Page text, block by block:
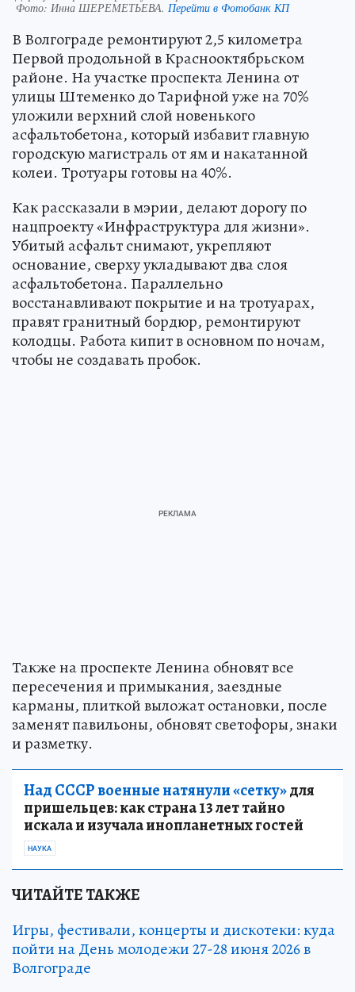
Фото: Инна ШЕРЕМЕТЬЕВА. Перейти в Фотобанк КП
В Волгограде ремонтируют 2,5 километра
Первой продольной в Краснооктябрьском
районе. На участке проспекта Ленина от
улицы Штеменко до Тарифной уже на 70%
уложили верхний слой новенького
асфальтобетона, который избавит главную
городскую магистраль от ям и накатанной
колеи. Тротуары готовы на 40%.
Как рассказали в мэрии, делают дорогу по
нацпроекту «Инфраструктура для жизни».
Убитый асфальт снимают, укрепляют
основание, сверху укладывают два слоя
асфальтобетона. Параллельно
восстанавливают покрытие и на тротуарах,
правят гранитный бордюр, ремонтируют
колодцы. Работа кипит в основном по ночам,
чтобы не создавать пробок.
Также на проспекте Ленина обновят все
пересечения и примыкания, заездные
карманы, плиткой выложат остановки, после
заменят павильоны, обновят светофоры, знаки
и разметку.
Над СССР военные натянули «сетку»для
пришельцев: как страна 13 лет тайно
искала и изучала инопланетных гостей
НАУКА
ЧИТАЙТЕ ТАКЖЕ
Игры, фестивали, концерты и дискотеки: куда
пойти на День молодежи 27-28 июня 2026 в
Волгограде